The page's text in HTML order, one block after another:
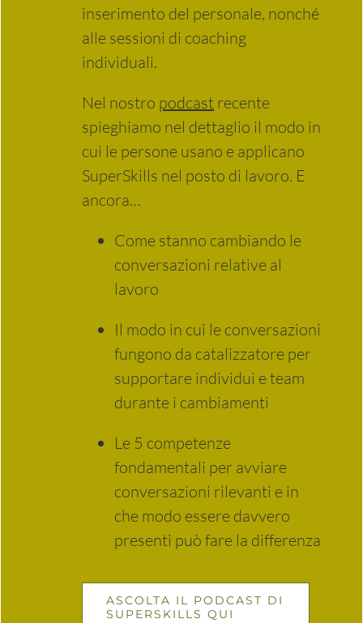
inserimento del personale, nonché
alle sessioni di coaching
individuali.
Nel nostro podcast recente
spieghiamo nel dettaglio il modo in
cui le persone usano e applicano
SuperSkills nel posto di lavoro. E
ancora…
Come stanno cambiando le
conversazioni relative al
lavoro
Il modo in cui le conversazioni
fungono da catalizzatore per
supportare individui e team
durante i cambiamenti
Le 5 competenze
fondamentali per avviare
conversazioni rilevanti e in
che modo essere davvero
presenti può fare la differenza
ASCOLTA IL PODCAST DI
SUPERSKILLS QUI